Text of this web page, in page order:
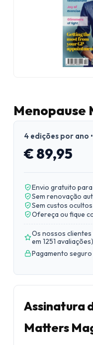
Menopause
4 edições por ano
€ 89,95
Envio gratuito
Sem renovação
Sem custos ocultos
Ofereça ou fique
Os nossos clientes
em 1251 avaliações)
Pagamento seguro
Assinatura
Matters